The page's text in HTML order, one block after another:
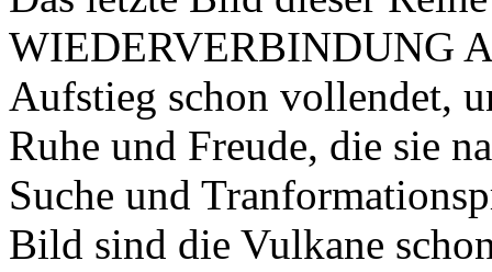
WIEDERVERBINDUNG
Aufstieg schon vollendet,
Ruhe und Freude, die sie
Suche und
Bild sind die Vulkane